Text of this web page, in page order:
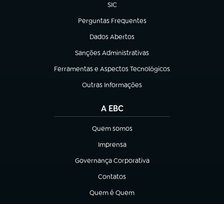
SIC
(abre em nova aba)
Perguntas Frequentes
(abre em nova aba)
Dados Abertos
(abre em nova aba)
Sanções Administrativas
(abre em nova aba)
Ferramentas e Aspectos Tecnológicos
(abre em nova aba)
Outras Informações
(abre em nova aba)
A EBC
Quem somos
(abre em nova aba)
Imprensa
(abre em nova aba)
Governança Corporativa
(abre em nova aba)
Contatos
(abre em nova aba)
Quem é Quem
(abre em nova aba)